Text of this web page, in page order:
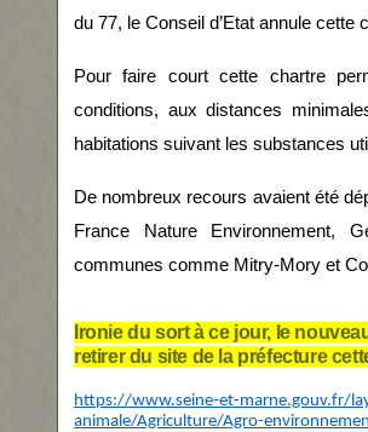
du 77, le Conseil d’Etat annule cette
Pour faire court cette chartre
conditions, aux distances
habitations suivant les substances
De nombreux recours avaient été
France Nature Environnement,
communes comme Mitry-Mory et
Ironie du sort à ce jour, le
retirer du site de la préfecture
https://www.seine-et-marne.gouv.fr/
animale/Agriculture/Agro-